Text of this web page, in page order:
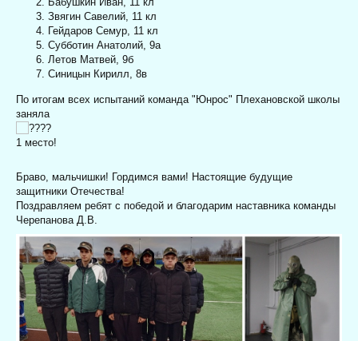
Звягин Савелий, 11 кл
Гейдаров Семур, 11 кл
Субботин Анатолий, 9а
Летов Матвей, 9б
Синицын Кирилл, 8в
По итогам всех испытаний команда "Юнрос" Плехановской школы
заняла
1 место!
Браво, мальчишки! Гордимся вами! Настоящие будущие
защитники Отечества!
Поздравляем ребят с победой и благодарим наставника команды
Черепанова Д.В.